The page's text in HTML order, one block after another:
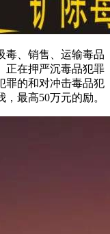
、销售、运输毒品
正在押严沉毒品犯罪
罪的和对冲击毒品犯
最高50万元的励。